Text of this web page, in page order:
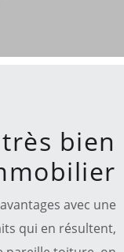
bien
avec une
qui en résultent,